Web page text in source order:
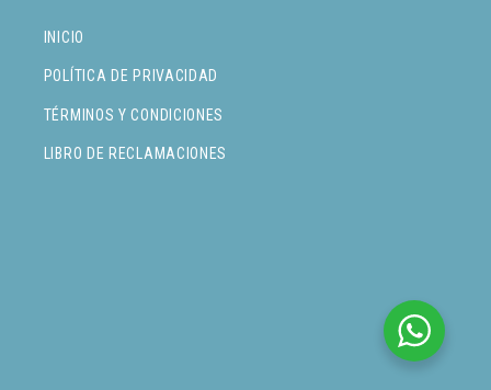
INICIO
POLÍTICA DE PRIVACIDAD
TÉRMINOS Y CONDICIONES
LIBRO DE RECLAMACIONES